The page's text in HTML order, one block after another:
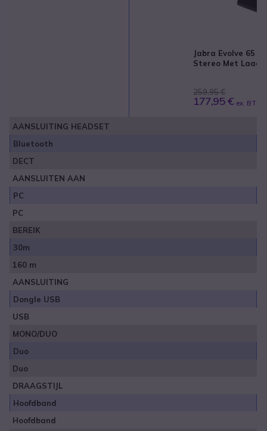
Jabra Evolve 65
Stereo Met
259,95 €
177,95 € ex. BTW
AANSLUITING HEADSET
Bluetooth
DECT
AANSLUITEN AAN
PC
PC
BEREIK
30m
160 m
AANSLUITING
Dongle USB
USB
MONO/DUO
Duo
Duo
DRAAGSTIJL
Hoofdband
Hoofdband